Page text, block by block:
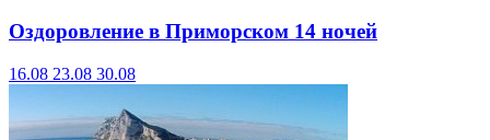
Оздоровление в Приморском 14 ночей
16.08 23.08 30.08